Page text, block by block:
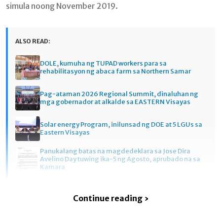
simula noong November 2019.
ALSO READ:
DOLE, kumuha ng TUPAD workers para sa
rehabilitasyon ng abaca farm sa Northern Samar
Pag-ataman 2026 Regional Summit, dinaluhan ng
mga gobernador at alkalde sa EASTERN Visayas
Solar energy Program, inilunsad ng DOE at 5 LGUs sa
Eastern Visayas
Panukalang batas na magdedeklara sa Jose Dira
Avelino Day tuwing ika-5 ng Agosto, aprubado na sa
Kamara
Continue reading ›